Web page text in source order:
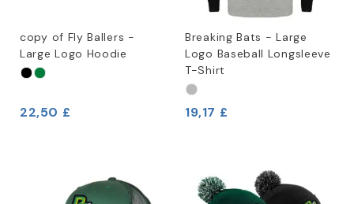
copy of Fly Ballers -
Large Logo Hoodie
22,50 £
Breaking Bats - Large
Logo Baseball Longsleeve
T-Shirt
19,17 £